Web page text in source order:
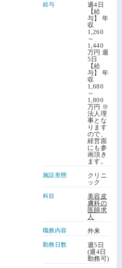
給与
週4日
【給
与】 年
収
1,260
～
1,440
万円 週
5日
【給
与】 年
収
1,680
～
1,800
万円 ※
法人理
事とな
ります
ので、
経営面
にも参
画頂き
ます。
施設形態
クリニ
ック
科目
美容皮
膚科の
医師求
人
職務内容 外来
勤務日数
週5日
(週4日
勤務可)